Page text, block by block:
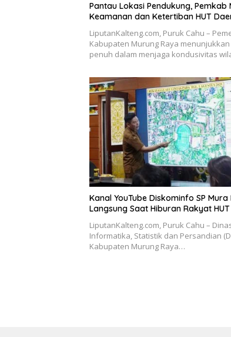
Pantau Lokasi Pendukung, Pemkab
Keamanan dan Ketertiban HUT
LiputanKalteng.com, Puruk Cahu –
Kabupaten Murung Raya
penuh dalam menjaga kondusivitas
Kanal YouTube Diskominfo SP
Langsung Saat Hiburan Rakyat
LiputanKalteng.com, Puruk Cahu –
Informatika, Statistik dan Persandian
Kabupaten Murung Raya…